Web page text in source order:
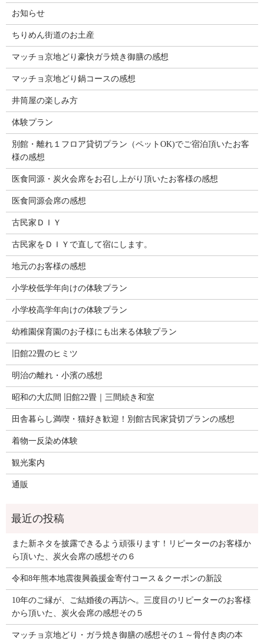
お知らせ
ちりめん街道のお土産
マッチョ京地どり豪快ガラ焼き御膳の感想
マッチョ京地どり鍋コースの感想
井筒屋の楽しみ方
体験プラン
別館・離れ１フロア貸切プラン（ペットOK)でご宿泊頂いたお客
様の感想
医食同源・炭火会席をお召し上がり頂いたお客様の感想
医食同源会席の感想
古民家ＤＩＹ
古民家をＤＩＹで直して宿にします。
地元のお客様の感想
小学校低学年向けの体験プラン
小学校高学年向けの体験プラン
幼稚園保育園のお子様にも出来る体験プラン
旧館22畳のヒミツ
明治の離れ・小濱の感想
昭和の大広間 旧館22畳｜三間続き和室
田舎暮らし満喫・猫好き歓迎！別館古民家貸切プランの感想
着物一反染め体験
観光案内
通販
また新ネタを披露できるよう頑張ります！リピーターのお客様か
ら頂いた、炭火会席の感想その６
令和8年熊本地震復興義援金寄付コース＆クーポンの新設
10年のご縁が、ご結婚後の再訪へ。三度目のリピーターのお客様
から頂いた、炭火会席の感想その５
マッチョ京地どり・ガラ焼き御膳の感想その１～骨付き肉の本